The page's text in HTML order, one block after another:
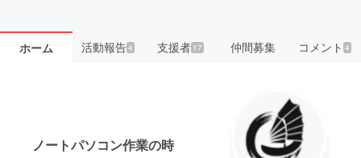
ホーム 活動報告4 支援者 17 仲間募集 コメント4
ノートパソコン作業の時